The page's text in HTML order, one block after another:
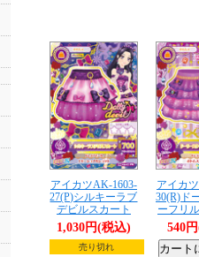
アイカツAK-1603-
27(P)シルキーラブ
デビルスカート
1,030円(税込)
売り切れ
アイカ
30(R)ド
ーフリ
540